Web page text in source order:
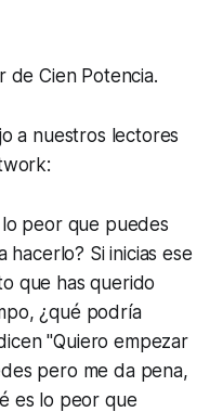
de Cien Potencia.
a nuestros lectores
peor que puedes
hacerlo? Si inicias ese
que has querido
¿qué podría
"Quiero empezar
pero me da pena,
es lo peor que